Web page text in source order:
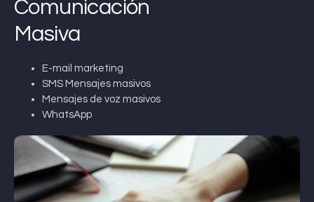
Comunicación
Masiva
E-mail marketing
SMS Mensajes masivos
Mensajes de voz masivos
WhatsApp